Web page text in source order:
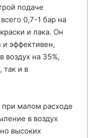
подаче
0,7-1 бар на
и лака. Он
эффективен,
воздух на 35%,
так и в
малом расходе
в воздух
высоких